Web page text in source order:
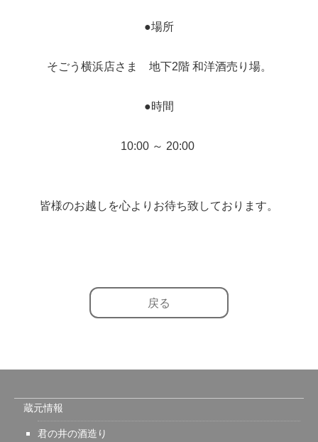
●場所
そごう横浜店さま 地下2階 和洋酒売り場。
●時間
10:00 ～ 20:00
皆様のお越しを心よりお待ち致しております。
戻る
蔵元情報
君の井の酒造り